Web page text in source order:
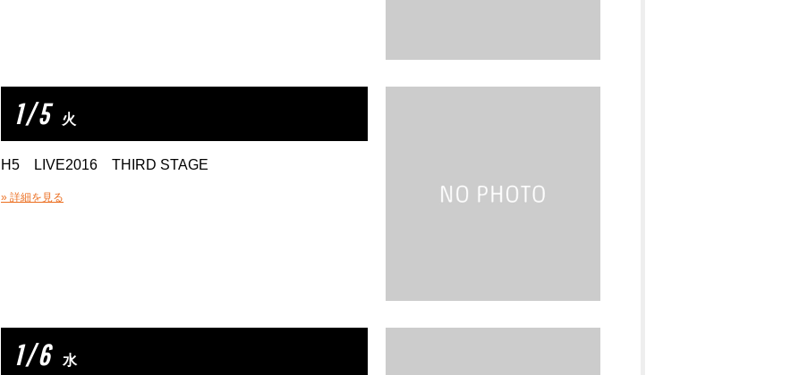
1 / 5 火
H5 LIVE2016 THIRD STAGE
» 詳細を見る
1 / 6 水